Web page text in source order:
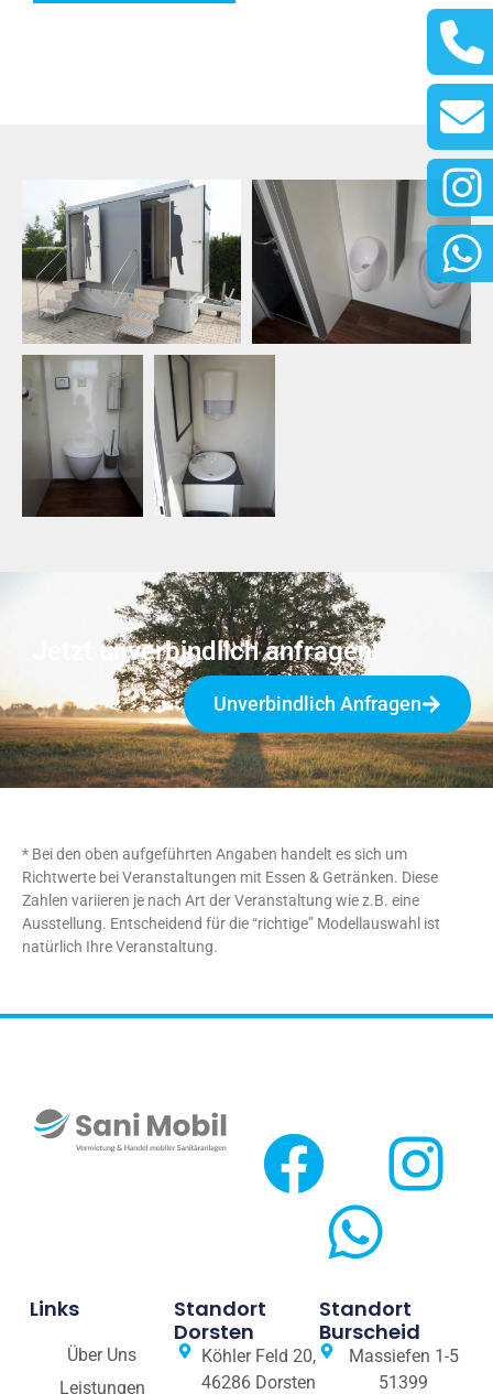
Jetzt unverbindlich anfragen!
Unverbindlich Anfragen
* Bei den oben aufgeführten Angaben handelt es sich um
Richtwerte bei Veranstaltungen mit Essen & Getränken. Diese
Zahlen variieren je nach Art der Veranstaltung wie z.B. eine
Ausstellung. Entscheidend für die “richtige” Modellauswahl ist
natürlich Ihre Veranstaltung.
Links
Über Uns
Leistungen
Standort
Dorsten
Köhler Feld 20,
46286 Dorsten
Standort
Burscheid
Massiefen 1-5
51399